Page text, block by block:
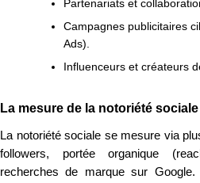
Partenariats et
Campagnes publicitaires
Ads).
Influenceurs et créateurs
La mesure de la notoriété sociale
La notoriété sociale se mesure via
followers, portée organique
recherches de marque sur